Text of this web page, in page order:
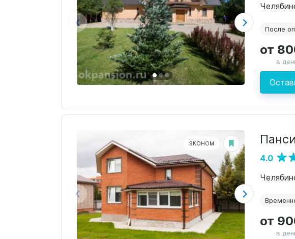
После
от
в
ЭКОНОМ
4.0
от
в